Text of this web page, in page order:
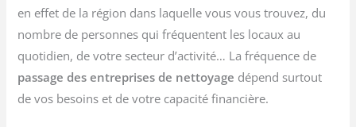
en effet de la région dans laquelle vous vous trouvez, du
nombre de personnes qui fréquentent les locaux au
quotidien, de votre secteur d’activité… La fréquence de
passage des entreprises de nettoyage dépend surtout
de vos besoins et de votre capacité financière.